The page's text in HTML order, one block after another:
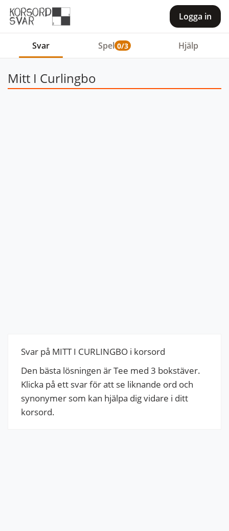
Logga in
Svar Spel 0/3 Hjälp
Mitt I Curlingbo
Svar på MITT I CURLINGBO i korsord
Den bästa lösningen är Tee med 3 bokstäver.
Klicka på ett svar för att se liknande ord och
synonymer som kan hjälpa dig vidare i ditt
korsord.